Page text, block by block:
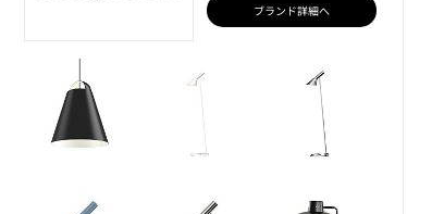
ブランド詳細へ